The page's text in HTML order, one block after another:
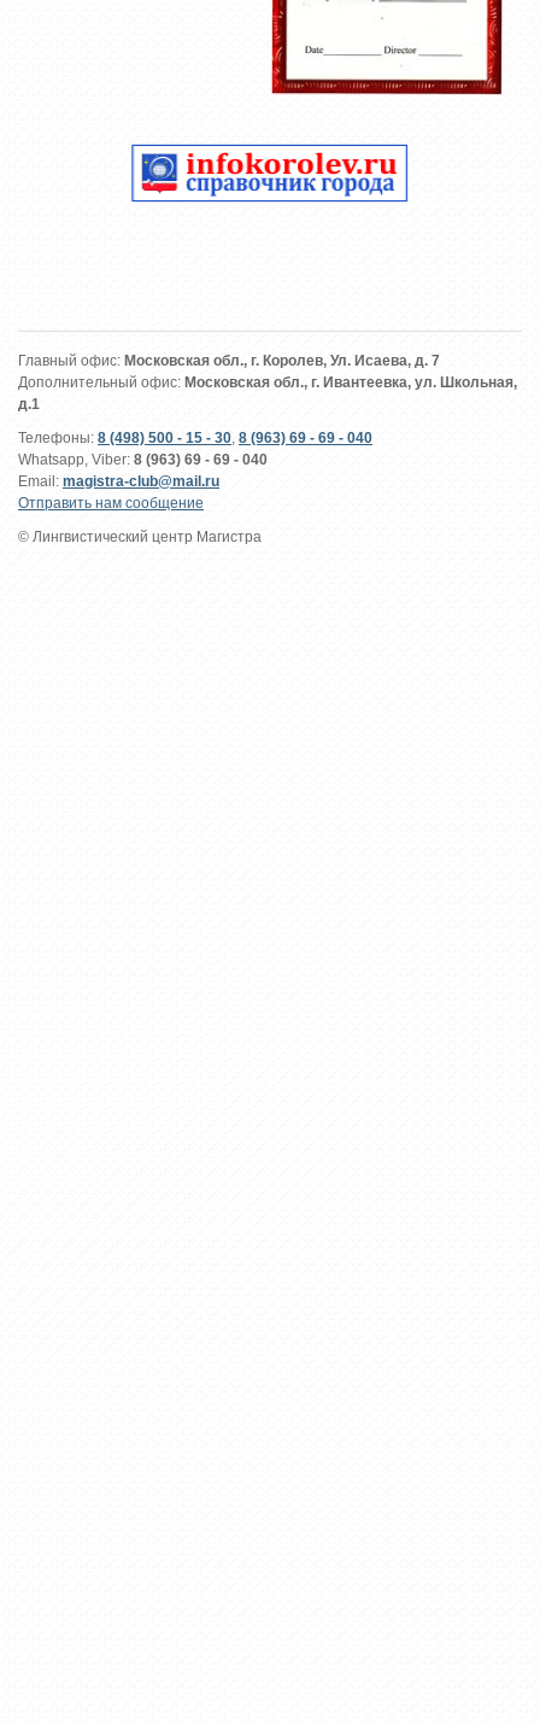
Главный офис: Московская обл., г. Королев, Ул. Исаева, д. 7
Дополнительный офис: Московская обл., г. Ивантеевка, ул. Школьная,
д.1
Телефоны: 8 (498) 500 - 15 - 30 8 (963) 69 - 69 - 040
Whatsapp, Viber: 8 (963) 69 - 69 - 040
Email: magistra-club@mail.ru
Отправить нам сообщение
© Лингвистический центр Магистра